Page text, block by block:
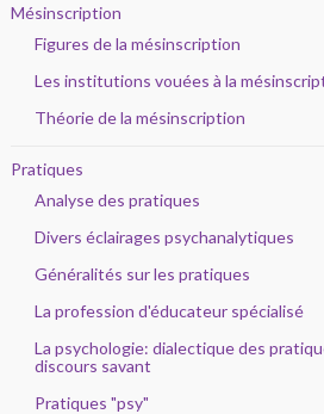
Mésinscription
Figures de la mésinscription
Les institutions vouées à la
Théorie de la mésinscription
Pratiques
Analyse des pratiques
Divers éclairages psychanalytiques
Généralités sur les pratiques
La profession d'éducateur spécialisé
La psychologie: dialectique des
discours savant
Pratiques "psy"